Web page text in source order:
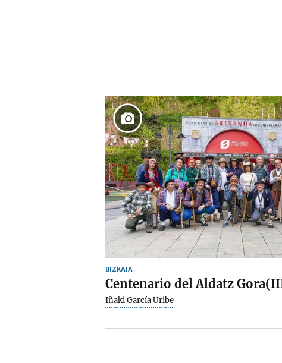
BIZKAIA
Centenario del Aldatz
Iñaki García Uribe